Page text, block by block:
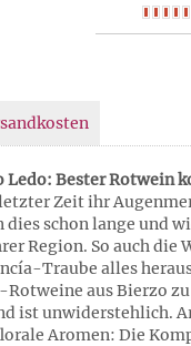
Ledo: Bester Rotwein
Zeit ihr
schon lange und
Region. So auch die
Traube alles
aus Bierzo zu
ist unwiderstehlich.
Aromen: Die